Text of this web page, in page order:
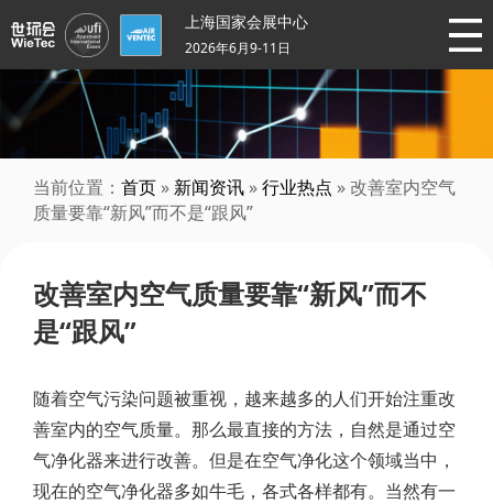
上海国家会展中心
2026年6月9-11日
当前位置： 首页 » 新闻资讯 »行业热点 » 改善室内空气
质量要靠“新风”而不是“跟风”
改善室内空气质量要靠“新风”而不
是“跟风”
随着空气污染问题被重视，越来越多的人们开始注重改
善室内的空气质量。那么最直接的方法，自然是通过空
气净化器来进行改善。但是在空气净化这个领域当中，
现在的空气净化器多如牛毛，各式各样都有。当然有一